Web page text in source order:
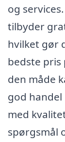
og
tilbyder
hvilket gør
bedste pris
den måde
god
med
spørgsmål